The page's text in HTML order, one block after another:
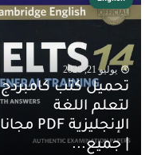
يوليو 21, 2026
تحميل كتب كامبردج
لتعلم اللغة
الإنجليزية PDF مجانا
| جميع...